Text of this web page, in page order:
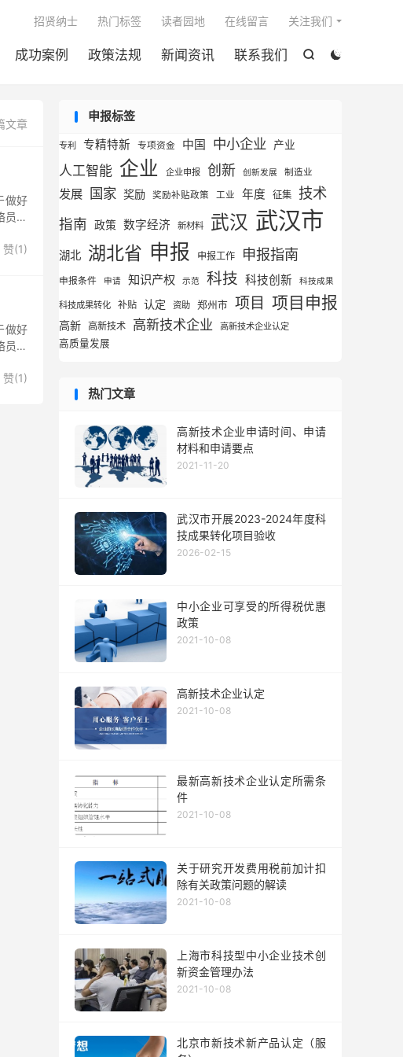


成功案例 政策法规 新闻资讯 联系我们
招贤纳士 热门标签 读者园地 在线留言 关注我们
文章
做好
队
赞(1)
做好
队
赞(1)
申报标签
专利 专精特新 专项资金 中国 中小企业 产业
人工智能 企业 企业申报 创新 创新发展 制造业
发展 国家 奖励 奖励补贴政策 工业 年度 征集 技术
指南 政策 数字经济 新材料 武汉 武汉市
湖北 湖北省 申报 申报工作 申报指南
申报条件 申请 知识产权 示范 科技 科技创新 科技成果
科技成果转化 补贴 认定 资助 郑州市 项目 项目申报
高新 高新技术 高新技术企业 高新技术企业认定
高质量发展
热门文章
高新技术企业申请时间、申请
材料和申请要点
2021-11-20
武汉市开展2023-2024年度科
技成果转化项目验收
2026-02-15
中小企业可享受的所得税优惠
政策
2021-10-08
高新技术企业认定
2021-10-08
最新高新技术企业认定所需条
件
2021-10-08
关于研究开发费用税前加计扣
除有关政策问题的解读
2021-10-08
上海市科技型中小企业技术创
新资金管理办法
2021-10-08
北京市新技术新产品认定（服